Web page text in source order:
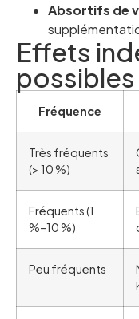
Absortifs de
Effets
possibles
Fréquence
Très fréquents
(> 10 %)
Fréquents (1
%–10 %)
Peu fréquents